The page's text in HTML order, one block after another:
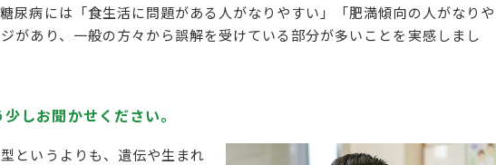
尿病には「食生活に問題がある人がなりやすい」「肥満傾向の人がなりや
があり、一般の方々から誤解を受けている部分が多いことを実感しまし
しお聞かせください。
というよりも、遺伝や生まれ